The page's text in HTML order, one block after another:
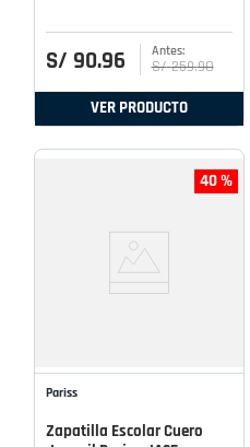
S/ 90.96 S/ 259.90
VER PRODUCTO
40 %
Pariss
Zapatilla Escolar Cuero